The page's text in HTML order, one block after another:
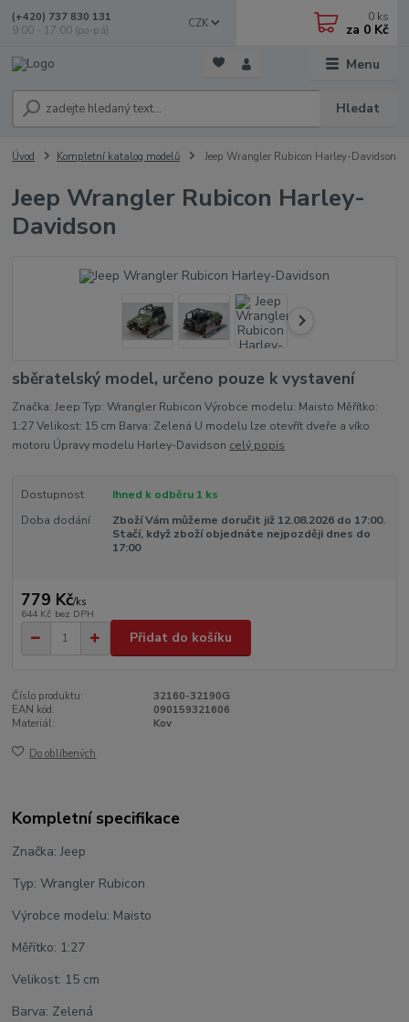
Menu
CZK
Hledat
(+420) 737 830 131
9:00 - 17:00 (po-pá)
0 ks
za 0 Kč
Úvod Kompletní katalog modelů Jeep Wrangler Rubicon Harley-Davidson
Jeep Wrangler Rubicon Harley-
Davidson
sběratelský model, určeno pouze k vystavení
Značka: Jeep Typ: Wrangler Rubicon Výrobce modelu: Maisto Měřítko:
1:27 Velikost: 15 cm Barva: Zelená U modelu lze otevřít dveře a víko
motoru Úpravy modelu Harley-Davidson celý popis
Dostupnost
Ihned k odběru 1 ks
Doba dodání
Zboží Vám můžeme doručit již 12.08.2026 do 17:00.
Stačí, když zboží objednáte nejpozději dnes do
17:00
779 Kč/ks
644 Kč bez DPH
Přidat do košíku
Číslo produktu:
32160-32190G
EAN kód:
090159321606
Materiál:
Kov
Do oblíbených
Kompletní specifikace
Značka: Jeep
Typ: Wrangler Rubicon
Výrobce modelu: Maisto
Měřítko: 1:27
Velikost: 15 cm
Barva: Zelená